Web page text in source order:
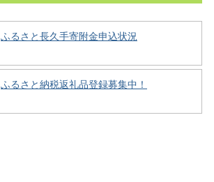
ふるさと長久手寄附金申込状況
ふるさと納税返礼品登録募集中！